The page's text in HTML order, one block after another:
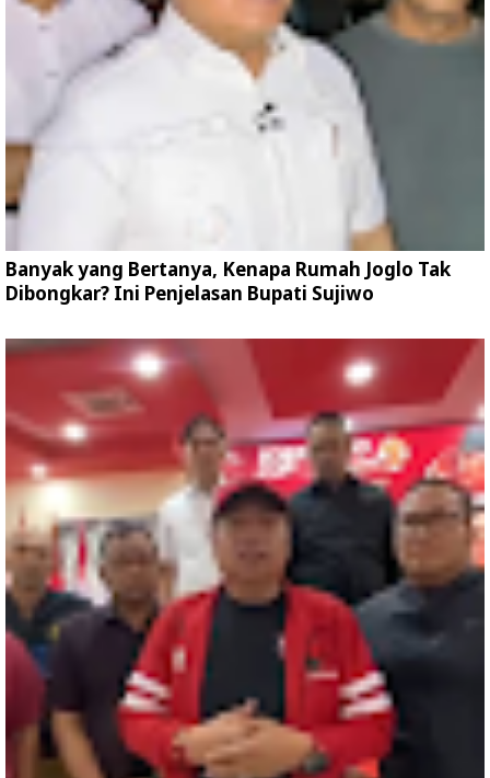
Banyak yang Bertanya, Kenapa Rumah Joglo Tak
Dibongkar? Ini Penjelasan Bupati Sujiwo